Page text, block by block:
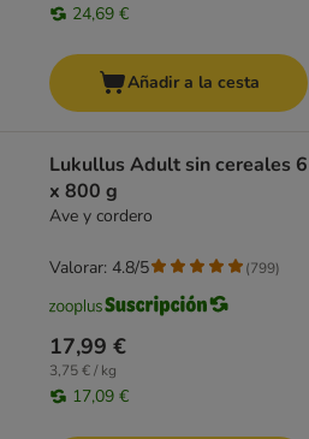
24,69 €
Añadir a la cesta
Lukullus Adult sin cereales 6
x 800 g
Ave y cordero
17,99 €
3,75 € / kg
17,09 €
Valorar: 4.8/5 (799)